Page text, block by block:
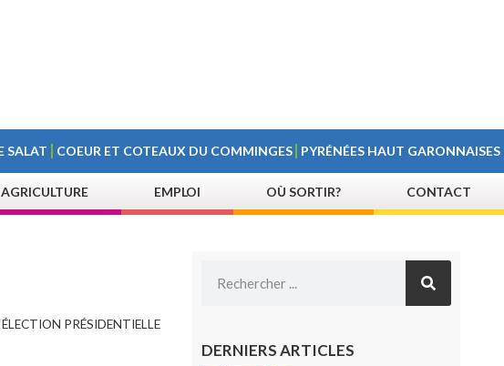
SALAT COEUR ET COTEAUX DU COMMINGES PYRÉNÉES HAUT GARONNAISES
EMPLOI OÙ SORTIR? CONTACT
PRÉSIDENTIELLE
DERNIERS ARTICLES